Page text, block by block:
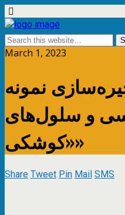
March 1, 2023
نمونه
و سلول‌های
«کوشکی»
ShareTweetPinMailSMS